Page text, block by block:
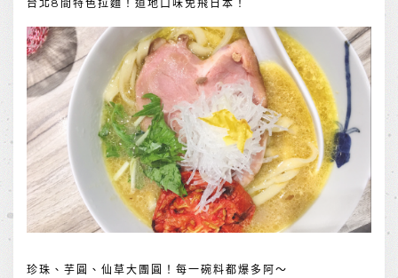
台北8間特色拉麵！道地口味免飛日本！
珍珠、芋圓、仙草大團圓！每一碗料都爆多阿～